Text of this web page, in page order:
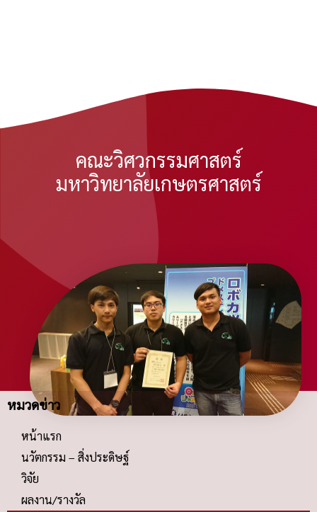
คณะวิศวกรรมศาสตร์
มหาวิทยาลัยเกษตรศาสตร์
หมวดข่าว
หน้าแรก
นวัตกรรม – สิ่งประดิษฐ์
วิจัย
ผลงาน/รางวัล